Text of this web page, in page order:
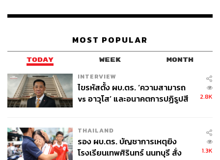
MOST POPULAR
TODAY WEEK MONTH
INTERVIEW
ไขรหัสตั้ง ผบ.ตร. ‘ความสามารถ
vs อาวุโส’ และอนาคตการปฏิรูปสี
2.8K
THAILAND
รอง ผบ.ตร. บัญชาการเหตุยิง
โรงเรียนเทพศิรินทร์ นนทบุรี สั่ง
1.3K